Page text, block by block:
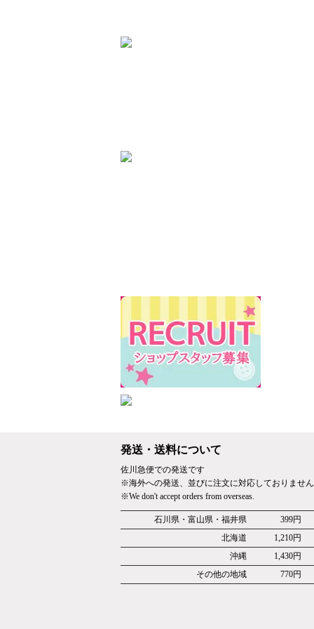
発送・送料について
佐川急便での発送です
※海外への発送、並びに注文に対応しておりません
※We don't accept orders from overseas.
石川県・富山県・福井県
399円
北海道
1,210円
沖縄
1,430円
その他の地域
770円